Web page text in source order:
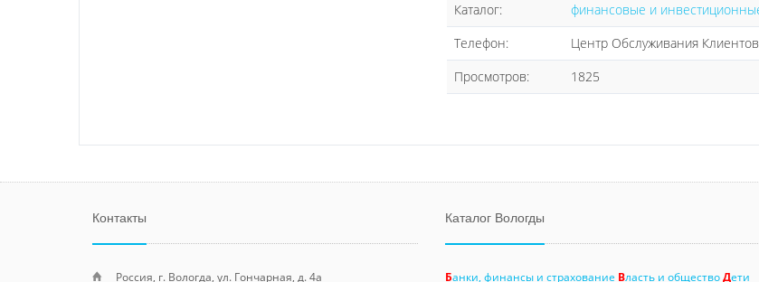
Каталог:
финансовые и
Телефон:
Центр Обслуживания
Просмотров:
1825
Контакты
Россия, г. Вологда, ул. Гончарная, д. 4а
Каталог Вологды
Банки, финансы и страхование Власть и обществоДети